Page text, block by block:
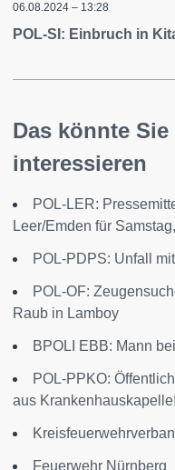
06.08.2024 – 13:28
POL-SI: Einbruch in
Das könnte Sie
interessieren
POL-LER:
Leer/Emden für
POL-PDPS: Unfall
POL-OF:
Raub in Lamboy
BPOLI EBB: Mann
POL-PPKO:
aus Krankenhauskapelle!
Feuerwehr Nürnberg